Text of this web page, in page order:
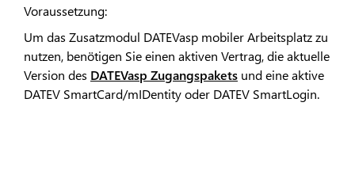
Voraussetzung:
Um das Zusatzmodul DATEVasp mobiler Arbeitsplatz zu
nutzen, benötigen Sie einen aktiven Vertrag, die aktuelle
Version des DATEVasp Zugangspakets und eine aktive
DATEV SmartCard/mIDentity oder DATEV SmartLogin.